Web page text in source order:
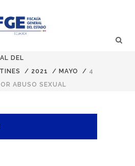
DEL
/ 2021 / MAYO / 4
ABUSO SEXUAL